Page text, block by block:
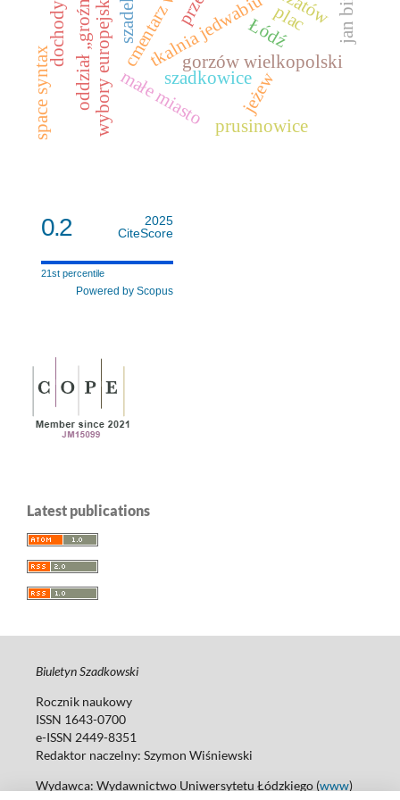
szadek tkalnia jedwabiu
gorzów wielkopolski
wybory europejskie szadkowicejeżew
Łódź
oddział „groźnego” małe miasto
space syntax
plac
prusinowice
0.2
2025
CiteScore
21st percentile
Powered by Scopus
Latest publications
Biuletyn Szadkowski
Rocznik naukowy
ISSN 1643-0700
e-ISSN 2449-8351
Redaktor naczelny: Szymon Wiśniewski
Wydawca: Wydawnictwo Uniwersytetu Łódzkiego (www)